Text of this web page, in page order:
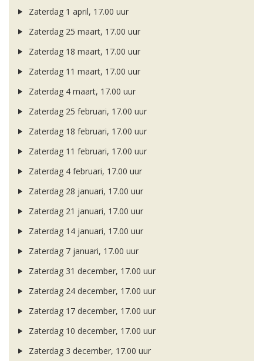
Zaterdag 1 april, 17.00 uur
Zaterdag 25 maart, 17.00 uur
Zaterdag 18 maart, 17.00 uur
Zaterdag 11 maart, 17.00 uur
Zaterdag 4 maart, 17.00 uur
Zaterdag 25 februari, 17.00 uur
Zaterdag 18 februari, 17.00 uur
Zaterdag 11 februari, 17.00 uur
Zaterdag 4 februari, 17.00 uur
Zaterdag 28 januari, 17.00 uur
Zaterdag 21 januari, 17.00 uur
Zaterdag 14 januari, 17.00 uur
Zaterdag 7 januari, 17.00 uur
Zaterdag 31 december, 17.00 uur
Zaterdag 24 december, 17.00 uur
Zaterdag 17 december, 17.00 uur
Zaterdag 10 december, 17.00 uur
Zaterdag 3 december, 17.00 uur